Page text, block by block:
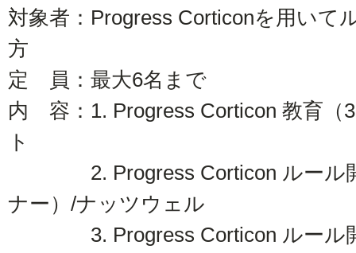
対象者：Progress Corticonを用いて
方
定 員：最大6名まで
内 容：1. Progress Corticon 教育（
ト
2. Progress Corticon ルール開
ナー）/ナッツウェル
3. Progress Corticon ルール開